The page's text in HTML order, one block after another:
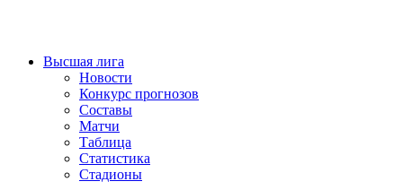
Высшая лига
Новости
Конкурс прогнозов
Составы
Матчи
Таблица
Статистика
Стадионы